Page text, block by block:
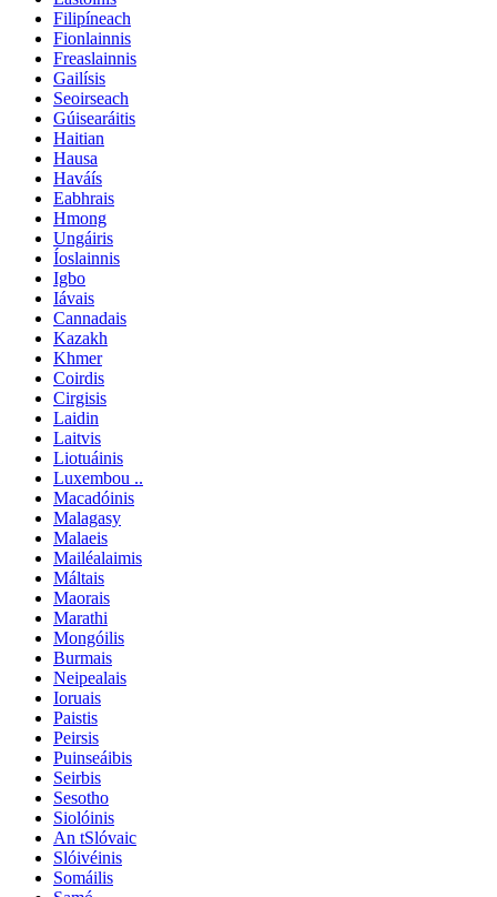
Filipíneach
Fionlainnis
Freaslainnis
Gailísis
Seoirseach
Gúisearáitis
Haitian
Hausa
Haváís
Eabhrais
Hmong
Ungáiris
Íoslainnis
Igbo
Iávais
Cannadais
Kazakh
Khmer
Coirdis
Cirgisis
Laidin
Laitvis
Liotuáinis
Luxembou ..
Macadóinis
Malagasy
Malaeis
Mailéalaimis
Máltais
Maorais
Marathi
Mongóilis
Burmais
Neipealais
Ioruais
Paistis
Peirsis
Puinseáibis
Seirbis
Sesotho
Siolóinis
An tSlóvaic
Slóivéinis
Somáilis